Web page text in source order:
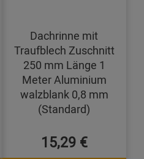
Dachrinne mit
Traufblech Zuschnitt
250 mm Länge 1
Meter Aluminium
walzblank 0,8 mm
(Standard)
15,29 €